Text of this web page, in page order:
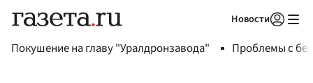
Новости
Покушение на главу "Уралдронзавода" Проблемы с